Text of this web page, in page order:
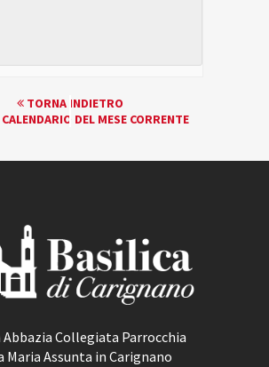
TORNA INDIETRO
DEL MESE CORRENTE
Abbazia Collegiata Parrocchia
Maria Assunta in Carignano